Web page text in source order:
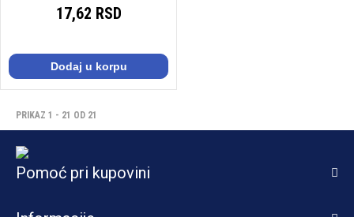
17,62 RSD
Dodaj u korpu
PRIKAZ 1 - 21 OD 21
Pomoć pri kupovini